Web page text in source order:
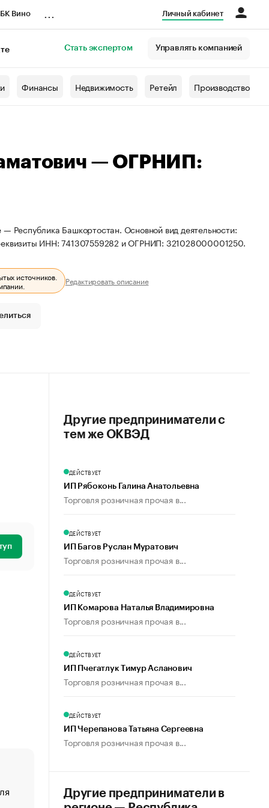
Вино Личный кабинет
Стать экспертом Управлять компанией
Финансы Недвижимость Ретейл Производство
— ОГРНИП:
Республика Башкортостан. Основной вид деятельности:
ИНН: 741307559282 и ОГРНИП: 321028000001250.
источников.
Редактировать описание
«От спорта тело стареет иначе». Как живет глава
создавшей GTA
Другие предприниматели с
тем же ОКВЭД
ДЕЙСТВУЕТ
ИП Рябоконь Галина Анатольевна
Торговля розничная прочая в...
ДЕЙСТВУЕТ
ИП Багов Руслан Муратович
Торговля розничная прочая в...
ДЕЙСТВУЕТ
ИП Комарова Наталья Владимировна
Торговля розничная прочая в...
ДЕЙСТВУЕТ
ИП Пчегатлук Тимур Асланович
Торговля розничная прочая в...
ДЕЙСТВУЕТ
ИП Черепанова Татьяна Сергеевна
Торговля розничная прочая в...
Другие предприниматели в